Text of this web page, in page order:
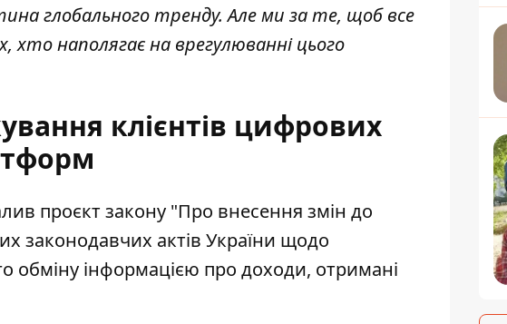
глобального тренду. Але ми за те, щоб все
наполягає на врегулюванні цього
клієнтів цифрових
проєкт закону "Про внесення змін до
законодавчих актів України щодо
обміну інформацією про доходи, отримані